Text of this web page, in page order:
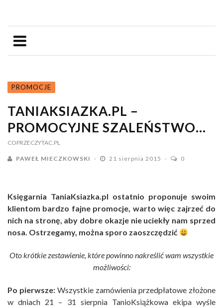
PROMOCJE
TANIAKSIAZKA.PL –
PROMOCYJNE SZALEŃSTWO…
COPRZECZYTAC.PL
PAWEŁ MIECZKOWSKI 21 sierpnia 2015 0
Księgarnia TaniaKsiazka.pl ostatnio proponuje swoim
klientom bardzo fajne promocje, warto więc zajrzeć do
nich na stronę, aby dobre okazje nie uciekły nam sprzed
nosa. Ostrzegamy, można sporo zaoszczędzić
Oto krótkie zestawienie, które powinno nakreślić wam wszystkie
możliwości:
Po pierwsze: Wszystkie zamówienia przedpłatowe złożone
w dniach 21 – 31 sierpnia TanioKsiążkowa ekipa wyśle